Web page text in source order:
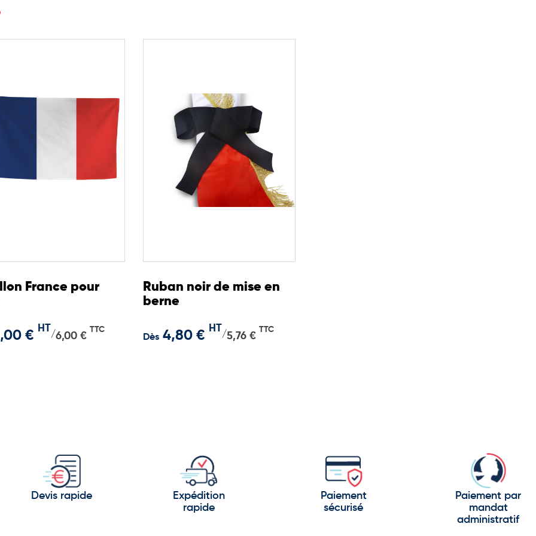
franche, etc.
France pour
€ HT
/6,00 €
TTC
Ruban noir de mise en
berne
Dès 4,80 € HT
/5,76 €
TTC
Devis rapide
Expédition
rapide
Paiement
sécurisé
Paiement par
mandat
administratif